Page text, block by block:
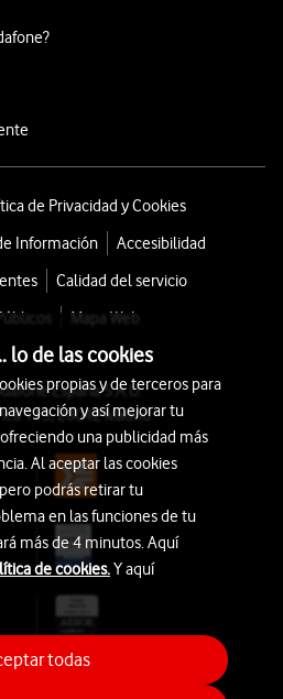
de Privacidad y Cookies
Información
Accesibilidad
Calidad del servicio
Mapa Web
España S.A.U.
115, 28042 Madrid
lo de las cookies
propias y de terceros para
y así mejorar tu
una publicidad más
Al aceptar las cookies
podrás retirar tu
en las funciones de tu
más de 4 minutos. Aquí
de cookies.Y aquí
todas